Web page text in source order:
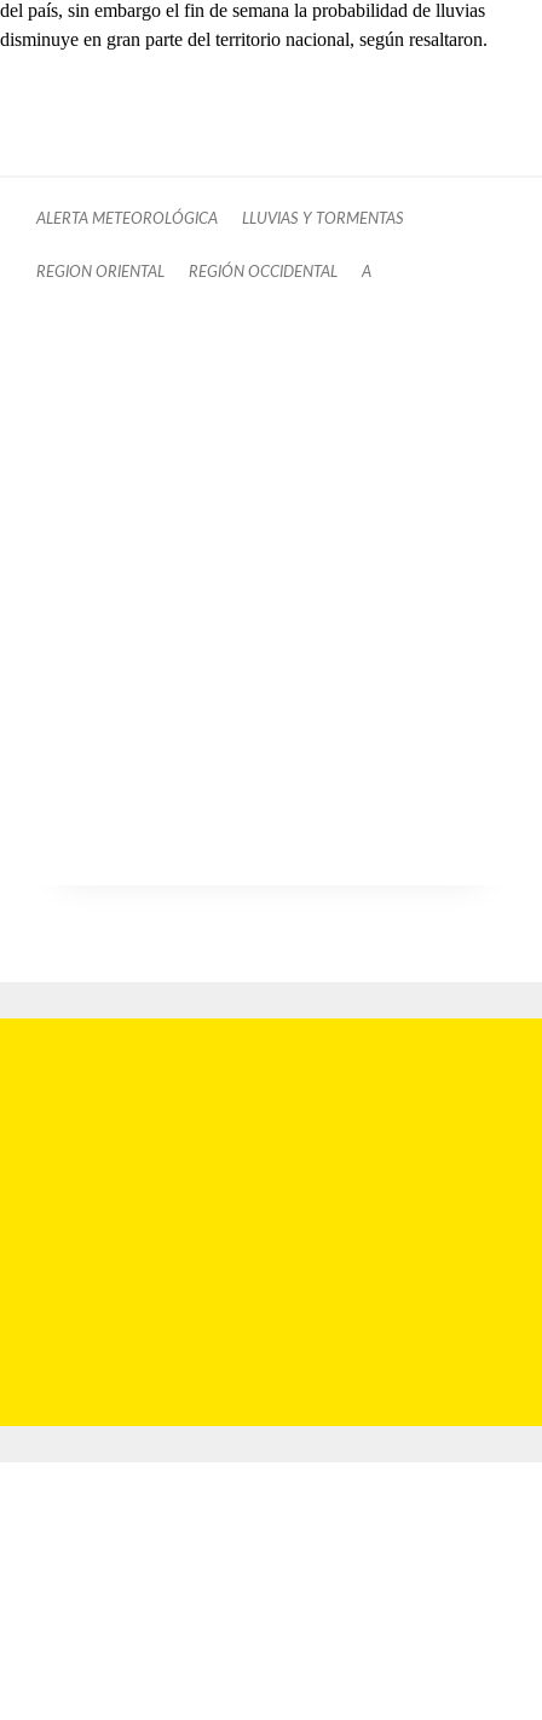
del país, sin embargo el fin de semana la probabilidad de lluvias
disminuye en gran parte del territorio nacional, según resaltaron.
ALERTA METEOROLÓGICA LLUVIAS Y TORMENTAS
REGION ORIENTAL REGIÓN OCCIDENTAL A